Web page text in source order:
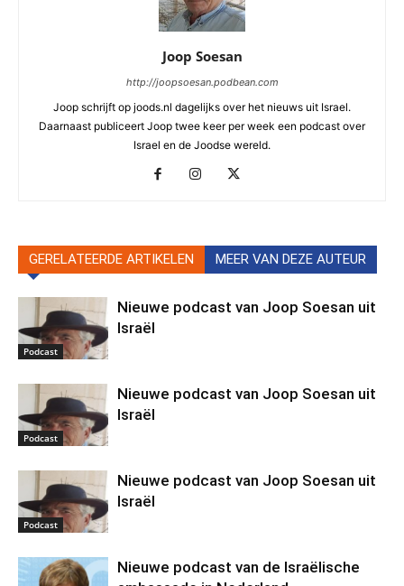
Joop Soesan
http://joopsoesan.podbean.com
Joop schrijft op joods.nl dagelijks over het nieuws uit Israel.
Daarnaast publiceert Joop twee keer per week een podcast over
Israel en de Joodse wereld.
GERELATEERDE ARTIKELEN MEER VAN DEZE AUTEUR
Podcast
Nieuwe podcast van Joop Soesan uit
Israël
Podcast
Nieuwe podcast van Joop Soesan uit
Israël
Podcast
Nieuwe podcast van Joop Soesan uit
Israël
Nieuwe podcast van de Israëlische